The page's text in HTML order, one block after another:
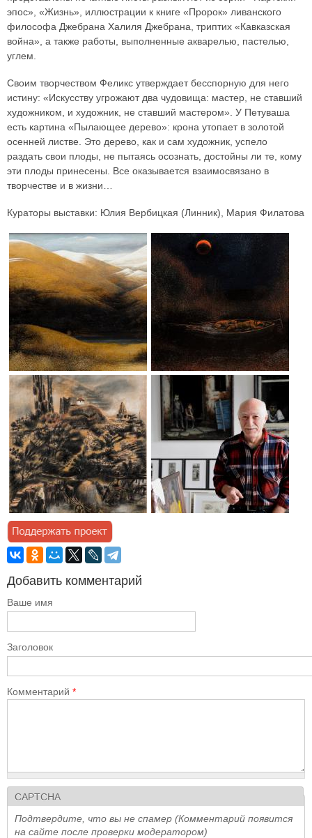
эпос», «Жизнь», иллюстрации к книге «Пророк» ливанского
философа Джебрана Халиля Джебрана, триптих «Кавказская
война», а также работы, выполненные акварелью, пастелью,
углем.
Своим творчеством Феликс утверждает бесспорную для него
истину: «Искусству угрожают два чудовища: мастер, не ставший
художником, и художник, не ставший мастером». У Петуваша
есть картина «Пылающее дерево»: крона утопает в золотой
осенней листве. Это дерево, как и сам художник, успело
раздать свои плоды, не пытаясь осознать, достойны ли те, кому
эти плоды принесены. Все оказывается взаимосвязано в
творчестве и в жизни…
Кураторы выставки: Юлия Вербицкая (Линник), Мария Филатова
Добавить комментарий
Ваше имя
Заголовок
Комментарий *
CAPTCHA
Подтвердите, что вы не спамер (Комментарий появится
на сайте после проверки модератором)